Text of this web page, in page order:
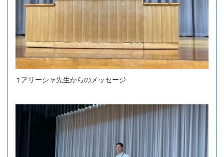
↑アリーシャ先生からのメッセージ